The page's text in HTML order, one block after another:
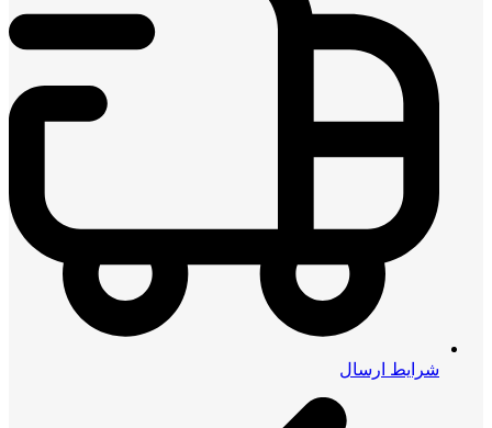
شرایط ارسال